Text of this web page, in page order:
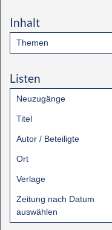
Inhalt
Themen
Listen
Neuzugänge
Titel
Autor / Beteiligte
Ort
Verlage
Zeitung nach Datum
auswählen